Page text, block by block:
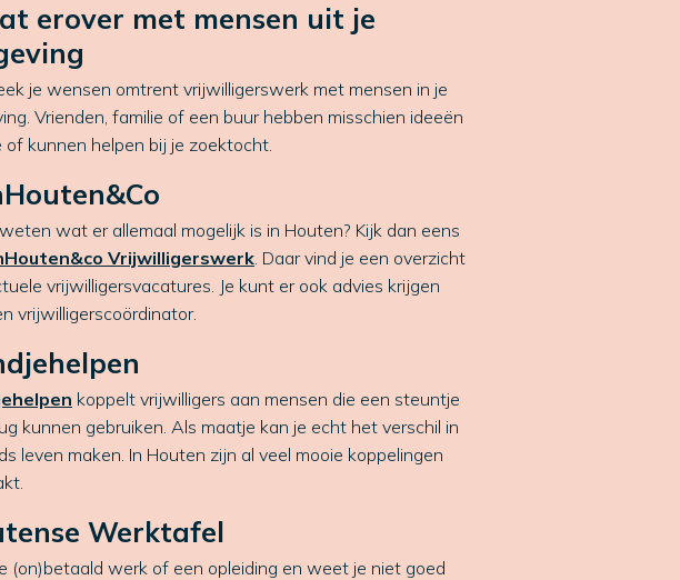
erover met mensen uit je
je wensen omtrent vrijwilligerswerk met mensen in je
Vrienden, familie of een buur hebben misschien ideeën
of kunnen helpen bij je zoektocht.
wat er allemaal mogelijk is in Houten? Kijk dan eens
Vrijwilligerswerk. Daar vind je een overzicht
vrijwilligersvacatures. Je kunt er ook advies krijgen
vrijwilligerscoördinator.
koppelt vrijwilligers aan mensen die een steuntje
kunnen gebruiken. Als maatje kan je echt het verschil in
leven maken. In Houten zijn al veel mooie koppelingen
Werktafel
(on)betaald werk of een opleiding en weet je niet goed